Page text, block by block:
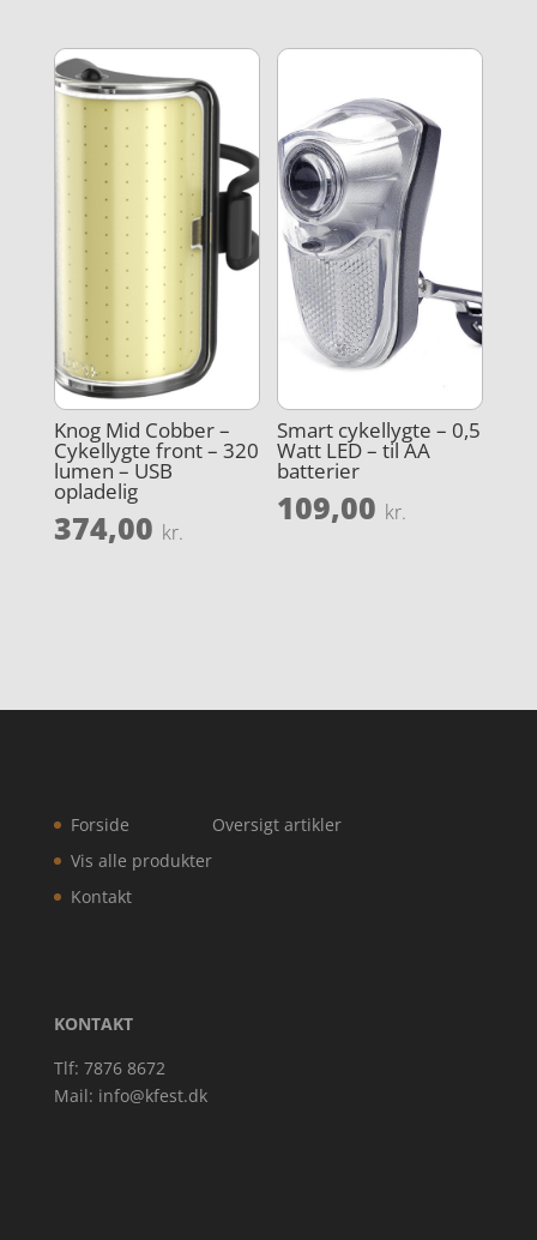
Knog Mid Cobber –
Cykellygte front – 320
lumen – USB
opladelig
374,00 kr.
Smart cykellygte – 0,5
Watt LED – til AA
batterier
109,00 kr.
Forside
Vis alle produkter
Kontakt
Oversigt artikler
KONTAKT
Tlf: 7876 8672
Mail: info@kfest.dk